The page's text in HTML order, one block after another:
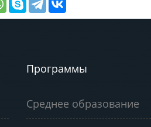
Программы
Среднее образование